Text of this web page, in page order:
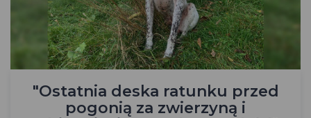
"Ostatnia deska ratunku przed
pogonią za zwierzyną i